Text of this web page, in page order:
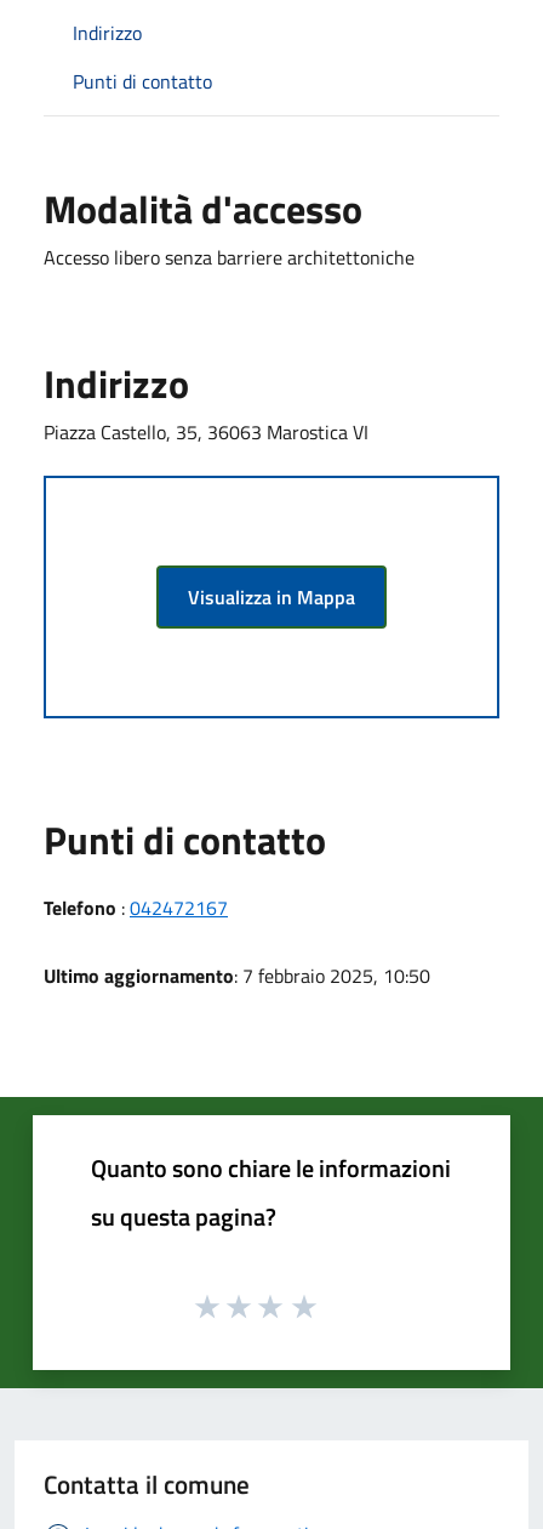
Indirizzo
Punti di contatto
Modalità d'accesso
Accesso libero senza barriere architettoniche
Indirizzo
Piazza Castello, 35, 36063 Marostica VI
Visualizza in Mappa
Punti di contatto
Telefono :042472167
Ultimo aggiornamento: 7 febbraio 2025, 10:50
Quanto sono chiare le informazioni
su questa pagina?
Contatta il comune